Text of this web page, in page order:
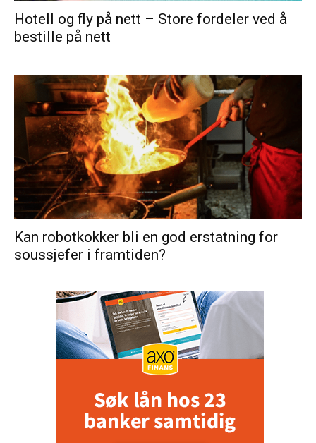
Hotell og fly på nett – Store fordeler ved å
bestille på nett
Kan robotkokker bli en god erstatning for
soussjefer i framtiden?